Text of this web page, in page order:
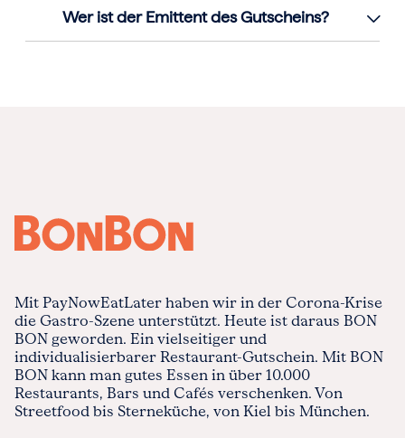
Wer ist der Emittent des Gutscheins?
Mit PayNowEatLater haben wir in der Corona-Krise
die Gastro-Szene unterstützt. Heute ist daraus BON
BON geworden. Ein vielseitiger und
individualisierbarer Restaurant-Gutschein. Mit BON
BON kann man gutes Essen in über 10.000
Restaurants, Bars und Cafés verschenken. Von
Streetfood bis Sterneküche, von Kiel bis München.